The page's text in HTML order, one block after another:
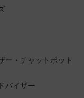
ー・チャットボット
バイザー